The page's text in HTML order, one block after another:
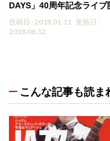
DAYS」40周年記念ライブ
投稿日 : 2018.01.11 更新日 :
2018.06.12
こんな記事も読ま